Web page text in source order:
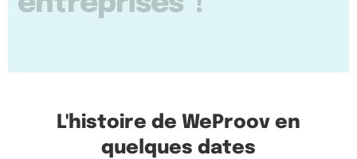
L'histoire de WeProov en
quelques dates